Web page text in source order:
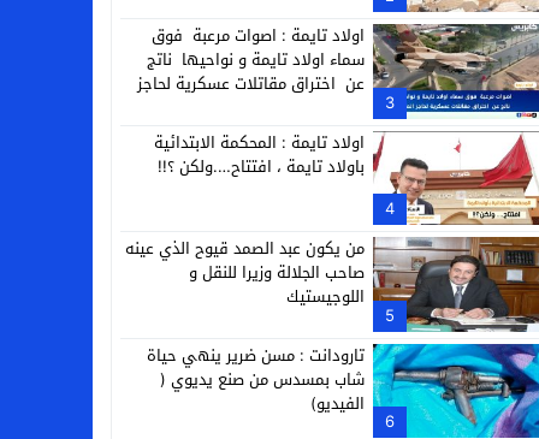
3
اولاد تايمة : اصوات مرعبة فوق
سماء اولاد تايمة و نواحيها ناتج
عن اختراق مقاتلات عسكرية لحاجز
4
اولاد تايمة : المحكمة الابتدائية
باولاد تايمة ، افتتاح….ولكن ؟!!
5
من يكون عبد الصمد قيوح الذي عينه
صاحب الجلالة وزيرا للنقل و
اللوجيستيك
6
تارودانت : مسن ضرير ينهي حياة
شاب بمسدس من صنع يديوي (
الفيديو)